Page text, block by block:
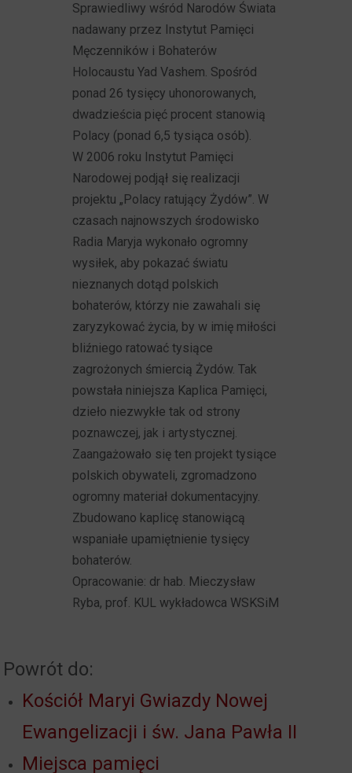
Sprawiedliwy wśród Narodów Świata
nadawany przez Instytut Pamięci
Męczenników i Bohaterów
Holocaustu Yad Vashem. Spośród
ponad 26 tysięcy uhonorowanych,
dwadzieścia pięć procent stanowią
Polacy (ponad 6,5 tysiąca osób).
W 2006 roku Instytut Pamięci
Narodowej podjął się realizacji
projektu „Polacy ratujący Żydów”. W
czasach najnowszych środowisko
Radia Maryja wykonało ogromny
wysiłek, aby pokazać światu
nieznanych dotąd polskich
bohaterów, którzy nie zawahali się
zaryzykować życia, by w imię miłości
bliźniego ratować tysiące
zagrożonych śmiercią Żydów. Tak
powstała niniejsza Kaplica Pamięci,
dzieło niezwykłe tak od strony
poznawczej, jak i artystycznej.
Zaangażowało się ten projekt tysiące
polskich obywateli, zgromadzono
ogromny materiał dokumentacyjny.
Zbudowano kaplicę stanowiącą
wspaniałe upamiętnienie tysięcy
bohaterów.
Opracowanie: dr hab. Mieczysław
Ryba, prof. KUL wykładowca WSKSiM
Powrót do:
Kościół Maryi Gwiazdy Nowej
Ewangelizacji i św. Jana Pawła II
Miejsca pamięci